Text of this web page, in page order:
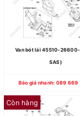
Van bót lái 45510-26600-
SAS)
Báo giá nhanh: 089 669
Còn hàng